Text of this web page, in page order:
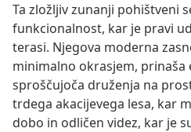
Ta zložljiv zunanji pohištveni
funkcionalnost, kar je pravi
terasi. Njegova moderna
minimalno okrasjem, prinaša
sproščujoča druženja na
trdega akacijevega lesa, kar
dobo in odličen videz, kar je